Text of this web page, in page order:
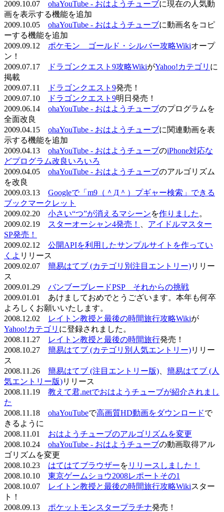
2009.10.07 ohaYouTube - おはようチューブに現在の人気動
画を表示する機能を追加
2009.10.05 ohaYouTube - おはようチューブに動画名をコピ
ーする機能を追加
2009.09.12 ポケモン ゴールド・シルバー攻略Wikiオープ
ン！
2009.07.17
ドラゴンクエスト9攻略WikiがYahoo!カテゴリ に
掲載
2009.07.11
ドラゴンクエスト9発売！
2009.07.10
ドラゴンクエスト9明日発売！
2009.06.14 ohaYouTube - おはようチューブのプログラムを
全面改良
2009.04.15 ohaYouTube - おはようチューブに関連動画を表
示する機能を追加
2009.04.13 ohaYouTube - おはようチューブのiPhone対応な
どプログラム改良いろいろ
2009.04.05 ohaYouTube - おはようチューブのアルゴリズム
を改良
2009.03.13 Googleで「m9（＾Д＾）プギャー検索」できる
ブックマークレット
2009.02.20 小さい“つ”が消えるマシーンを作りました 。
2009.02.19
スターオーシャン4発売！
アイドルマスター
SP発売！
2009.02.12 公開APIを利用したサンプルサイトを作ってい
くよ リリース
2009.02.07 簡易はてブ (カテゴリ別注目エントリー)リリー
ス
2009.01.29 バンブーブレードPSP それからの挑戦
2009.01.01 あけましておめでとうございます。本年も何卒
よろしくお願いいたします。
2008.12.02
レイトン教授と最後の時間旅行攻略Wikiが
Yahoo!カテゴリ に登録されました。
2008.11.27
レイトン教授と最後の時間旅行発売！
2008.10.27 簡易はてブ (カテゴリ別人気エントリー)リリー
ス
2008.11.26 簡易はてブ (注目エントリー版)
簡易はてブ (人
気エントリー版)リリース
2008.11.19 教えて君.netでおはようチューブが紹介されまし
た
2008.11.18 ohaYouTubeで高画質HD動画をダウンロードで
きるように
2008.11.01 おはようチューブのアルゴリズムを変更
2008.10.24 ohaYouTube - おはようチューブの動画取得アル
ゴリズムを変更
2008.10.23 はてはてブラウザーを リリースしました！
2008.10.10 東京ゲームショウ2008レポートその1
2008.10.07
レイトン教授と最後の時間旅行攻略Wikiスター
ト！
2008.09.13 ポケットモンスタープラチナ発売！